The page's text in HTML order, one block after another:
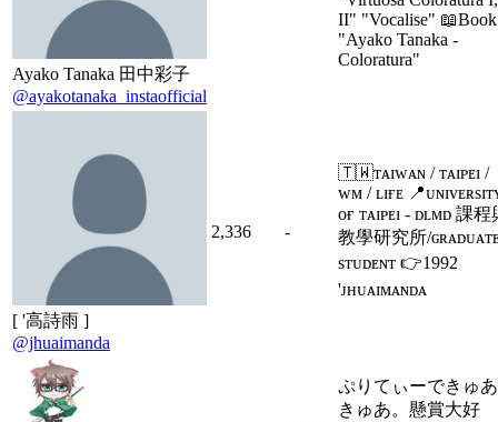
Ayako Tanaka 田中彩子
@ayakotanaka_instaofficial
II" "Vocalise" 📖Book
"Ayako Tanaka -
Coloratura"
[ '高詩雨 ]
@jhuaimanda
2,336 -
🇹🇼ᴛᴀɪᴡᴀɴ / ᴛᴀɪᴘᴇɪ /
ᴡᴍ / ʟɪғᴇ
ᴏғ ᴛᴀɪᴘᴇɪ - ᴅʟᴍᴅ 課程
教學研究所/
sᴛᴜᴅᴇɴᴛ 👉1992
'ᴊʜᴜᴀɪᴍᴀɴᴅᴀ
ぷりてぃーできゅあ
きゅあ。懸賞大好